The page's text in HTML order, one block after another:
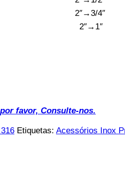
2″→3/4″
2″→1″
favor, Consulte-nos.
Etiquetas: Acessórios Inox